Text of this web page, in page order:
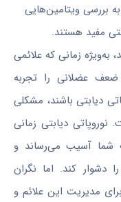
بررسی ویتامین‌هایی
مفید هستند.
به‌ویژه زمانی که علائمی
عضلانی را تجربه
دیابتی باشند، مشکلی
نوروپاتی دیابتی زمانی
شما آسیب می‌رساند و
دشوار کند. اما نگران
مدیریت این علائم و